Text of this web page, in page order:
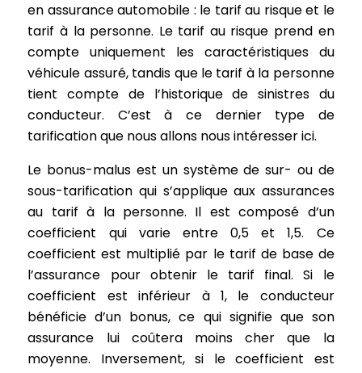
en assurance automobile : le tarif au risque et le
tarif à la personne. Le tarif au risque prend en
compte uniquement les caractéristiques du
véhicule assuré, tandis que le tarif à la personne
tient compte de l’historique de sinistres du
conducteur. C’est à ce dernier type de
tarification que nous allons nous intéresser ici.
Le bonus-malus est un système de sur- ou de
sous-tarification qui s’applique aux assurances
au tarif à la personne. Il est composé d’un
coefficient qui varie entre 0,5 et 1,5. Ce
coefficient est multiplié par le tarif de base de
l’assurance pour obtenir le tarif final. Si le
coefficient est inférieur à 1, le conducteur
bénéficie d’un bonus, ce qui signifie que son
assurance lui coûtera moins cher que la
moyenne. Inversement, si le coefficient est